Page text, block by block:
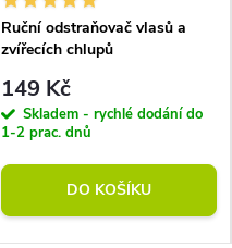
Ruční odstraňovač vlasů a
zvířecích chlupů
149 Kč
Skladem - rychlé dodání do
1-2 prac. dnů
DO KOŠÍKU